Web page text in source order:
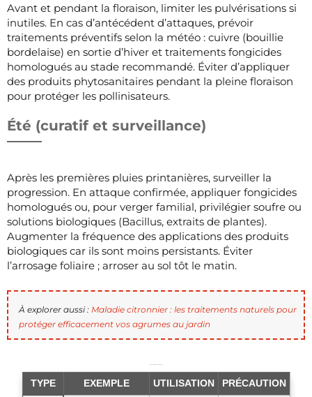
Avant et pendant la floraison, limiter les pulvérisations si
inutiles. En cas d’antécédent d’attaques, prévoir
traitements préventifs selon la météo : cuivre (bouillie
bordelaise) en sortie d’hiver et traitements fongicides
homologués au stade recommandé. Éviter d’appliquer
des produits phytosanitaires pendant la pleine floraison
pour protéger les pollinisateurs.
Été (curatif et surveillance)
Après les premières pluies printanières, surveiller la
progression. En attaque confirmée, appliquer fongicides
homologués ou, pour verger familial, privilégier soufre ou
solutions biologiques (Bacillus, extraits de plantes).
Augmenter la fréquence des applications des produits
biologiques car ils sont moins persistants. Éviter
l’arrosage foliaire ; arroser au sol tôt le matin.
À explorer aussi : Maladie citronnier : les traitements naturels pour
protéger efficacement vos agrumes au jardin
TYPE EXEMPLE UTILISATION PRÉCAUTION